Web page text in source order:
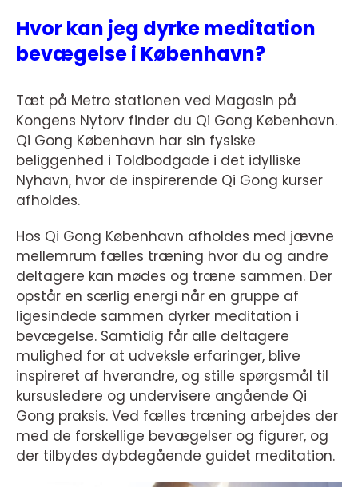
Hvor kan jeg dyrke meditation
bevægelse i København?
Tæt på Metro stationen ved Magasin på
Kongens Nytorv finder du Qi Gong København.
Qi Gong København har sin fysiske
beliggenhed i Toldbodgade i det idylliske
Nyhavn, hvor de inspirerende Qi Gong kurser
afholdes.
Hos Qi Gong København afholdes med jævne
mellemrum fælles træning hvor du og andre
deltagere kan mødes og træne sammen. Der
opstår en særlig energi når en gruppe af
ligesindede sammen dyrker meditation i
bevægelse. Samtidig får alle deltagere
mulighed for at udveksle erfaringer, blive
inspireret af hverandre, og stille spørgsmål til
kursusledere og undervisere angående Qi
Gong praksis. Ved fælles træning arbejdes der
med de forskellige bevægelser og figurer, og
der tilbydes dybdegående guidet meditation.